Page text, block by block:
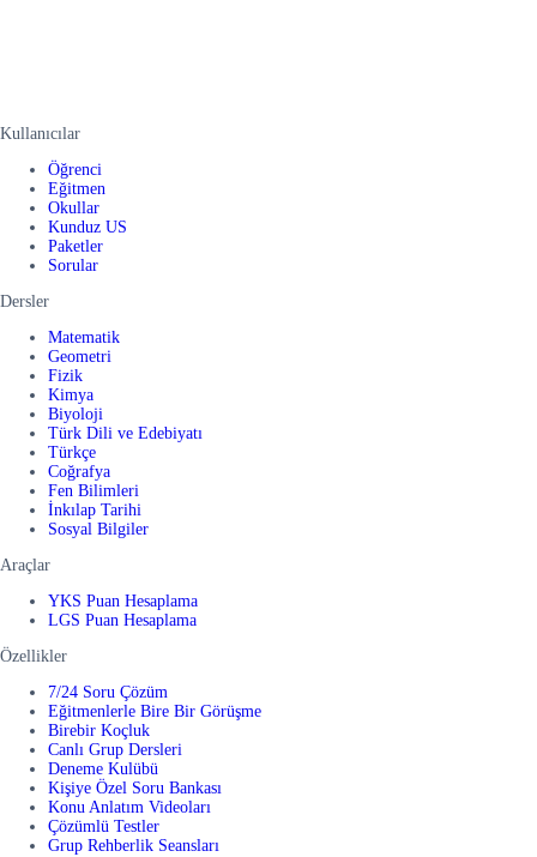
Kullanıcılar
Öğrenci
Eğitmen
Okullar
Kunduz US
Paketler
Sorular
Dersler
Matematik
Geometri
Fizik
Kimya
Biyoloji
Türk Dili ve Edebiyatı
Türkçe
Coğrafya
Fen Bilimleri
İnkılap Tarihi
Sosyal Bilgiler
Araçlar
YKS Puan Hesaplama
LGS Puan Hesaplama
Özellikler
7/24 Soru Çözüm
Eğitmenlerle Bire Bir Görüşme
Birebir Koçluk
Canlı Grup Dersleri
Deneme Kulübü
Kişiye Özel Soru Bankası
Konu Anlatım Videoları
Çözümlü Testler
Grup Rehberlik Seansları